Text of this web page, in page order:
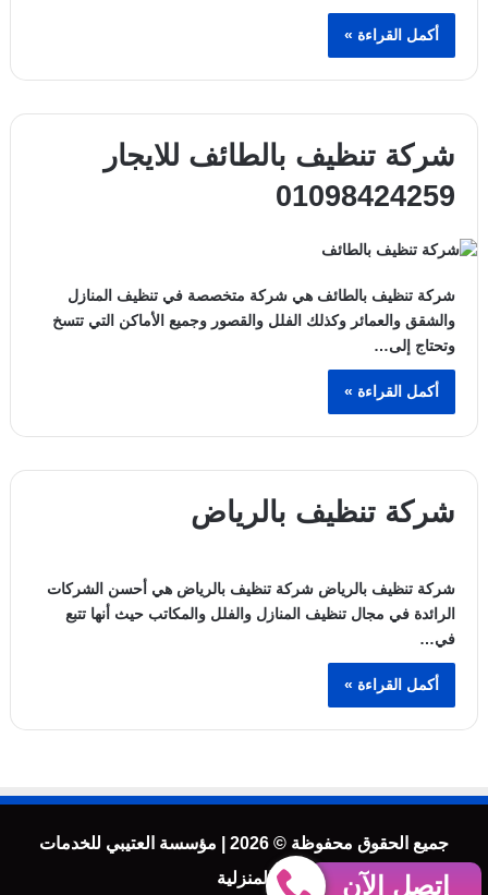
أكمل القراءة »
شركة تنظيف بالطائف للايجار
01098424259
شركة تنظيف بالطائف هي شركة متخصصة في تنظيف المنازل
والشقق والعمائر وكذلك الفلل والقصور وجميع الأماكن التي تتسخ
وتحتاج إلى…
أكمل القراءة »
شركة تنظيف بالرياض
شركة تنظيف بالرياض شركة تنظيف بالرياض هي أحسن الشركات
الرائدة في مجال تنظيف المنازل والفلل والمكاتب حيث أنها تتبع
في…
أكمل القراءة »
جميع الحقوق محفوظة © 2026 | مؤسسة العتيبي للخدمات
المنزلية
إتصل الآن